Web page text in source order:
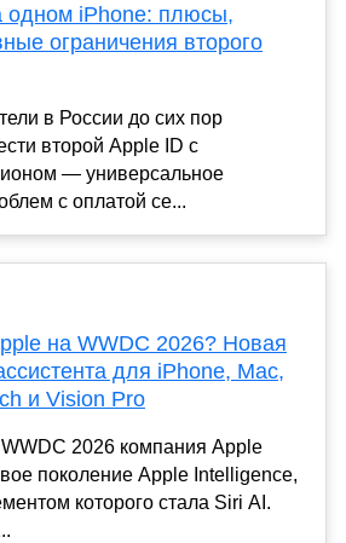
одном iPhone: плюсы,
ограничения второго
в России до сих пор
второй Apple ID с
— универсальное
с оплатой се...
на WWDC 2026? Новая
для iPhone, Mac,
и Vision Pro
2026 компания Apple
поколение Apple Intelligence,
которого стала Siri AI.